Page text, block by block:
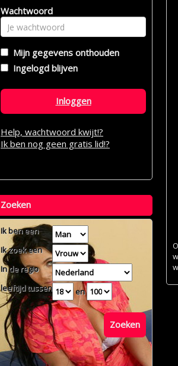
Wachtwoord
Mijn gegevens onthouden
Ingelogd blijven
Inloggen
Help, wachtwoord kwijt!?
Ik ben nog geen gratis lid!?
Zoeken
Ik ben een
Ik zoek een
In de regio
leeftijd tussen
en
Zoeken